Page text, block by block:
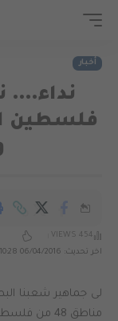
أخبار
نداء….
فلسطين
اخر تحديث: 06/04/2016 10:28 ص
454 VIEWS
لى جماهير شعبنا
مناطق 48 من فلسطين المحتلة .